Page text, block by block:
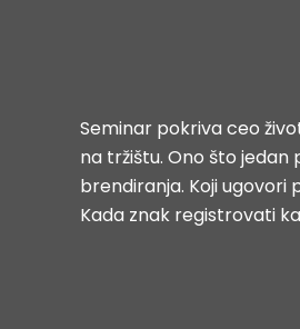
Seminar pokriva ceo
na tržištu. Ono što
brendiranja. Koji ugovori
Kada znak registrovati